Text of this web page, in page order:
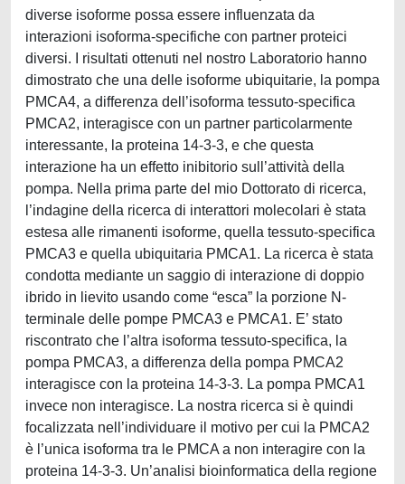
diverse isoforme possa essere influenzata da
interazioni isoforma-specifiche con partner proteici
diversi. I risultati ottenuti nel nostro Laboratorio hanno
dimostrato che una delle isoforme ubiquitarie, la pompa
PMCA4, a differenza dell’isoforma tessuto-specifica
PMCA2, interagisce con un partner particolarmente
interessante, la proteina 14-3-3, e che questa
interazione ha un effetto inibitorio sull’attività della
pompa. Nella prima parte del mio Dottorato di ricerca,
l’indagine della ricerca di interattori molecolari è stata
estesa alle rimanenti isoforme, quella tessuto-specifica
PMCA3 e quella ubiquitaria PMCA1. La ricerca è stata
condotta mediante un saggio di interazione di doppio
ibrido in lievito usando come “esca” la porzione N-
terminale delle pompe PMCA3 e PMCA1. E’ stato
riscontrato che l’altra isoforma tessuto-specifica, la
pompa PMCA3, a differenza della pompa PMCA2
interagisce con la proteina 14-3-3. La pompa PMCA1
invece non interagisce. La nostra ricerca si è quindi
focalizzata nell’individuare il motivo per cui la PMCA2
è l’unica isoforma tra le PMCA a non interagire con la
proteina 14-3-3. Un’analisi bioinformatica della regione